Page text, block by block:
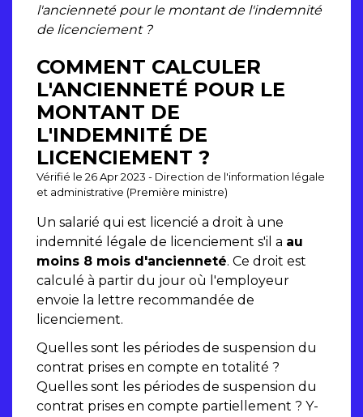
l'ancienneté pour le montant de l'indemnité
de licenciement ?
COMMENT CALCULER
L'ANCIENNETÉ POUR LE
MONTANT DE
L'INDEMNITÉ DE
LICENCIEMENT ?
Vérifié le 26 Apr 2023 - Direction de l'information légale
et administrative (Première ministre)
Un salarié qui est licencié a droit à une
indemnité légale de licenciement s'il a au
moins 8 mois d'ancienneté. Ce droit est
calculé à partir du jour où l'employeur
envoie la lettre recommandée de
licenciement.
Quelles sont les périodes de suspension du
contrat prises en compte en totalité ?
Quelles sont les périodes de suspension du
contrat prises en compte partiellement ? Y-